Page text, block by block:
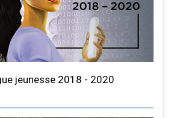
jeunesse 2018 - 2020